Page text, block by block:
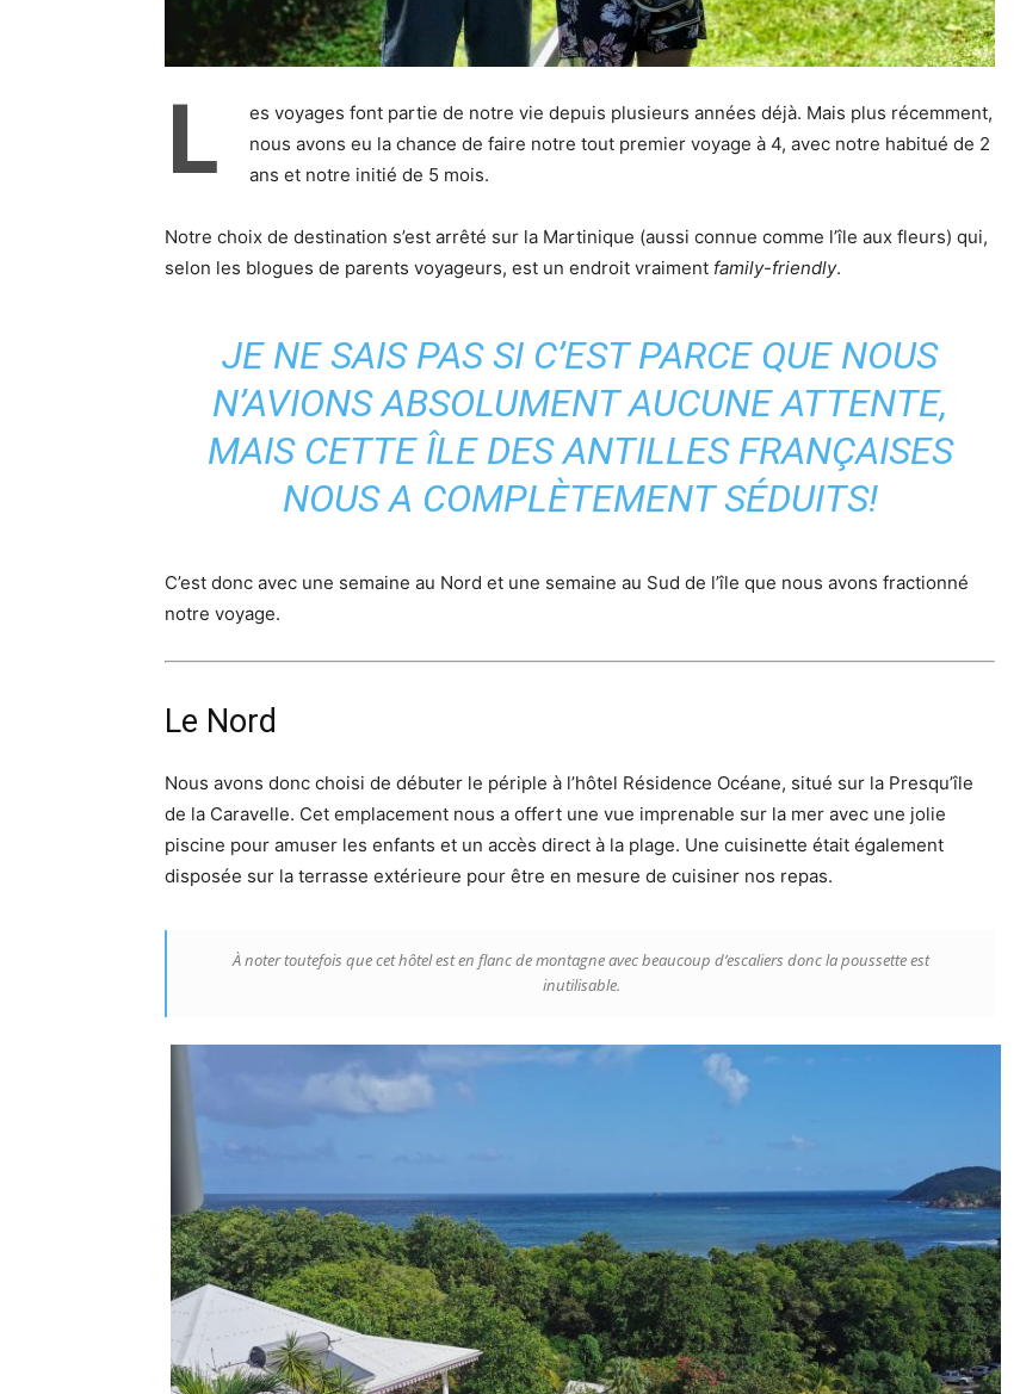
L
es voyages font partie de notre vie depuis plusieurs années déjà. Mais plus récemment,
nous avons eu la chance de faire notre tout premier voyage à 4, avec notre habitué de 2
ans et notre initié de 5 mois.
Notre choix de destination s’est arrêté sur la Martinique (aussi connue comme l’île aux fleurs) qui,
selon les blogues de parents voyageurs, est un endroit vraiment family-friendly.
JE NE SAIS PAS SI C’EST PARCE QUE NOUS
N’AVIONS ABSOLUMENT AUCUNE ATTENTE,
MAIS CETTE ÎLE DES ANTILLES FRANÇAISES
NOUS A COMPLÈTEMENT SÉDUITS!
C’est donc avec une semaine au Nord et une semaine au Sud de l’île que nous avons fractionné
notre voyage.
Le Nord
Nous avons donc choisi de débuter le périple à l’hôtel Résidence Océane, situé sur la Presqu’île
de la Caravelle. Cet emplacement nous a offert une vue imprenable sur la mer avec une jolie
piscine pour amuser les enfants et un accès direct à la plage. Une cuisinette était également
disposée sur la terrasse extérieure pour être en mesure de cuisiner nos repas.
À noter toutefois que cet hôtel est en flanc de montagne avec beaucoup d’escaliers donc la poussette est
inutilisable.